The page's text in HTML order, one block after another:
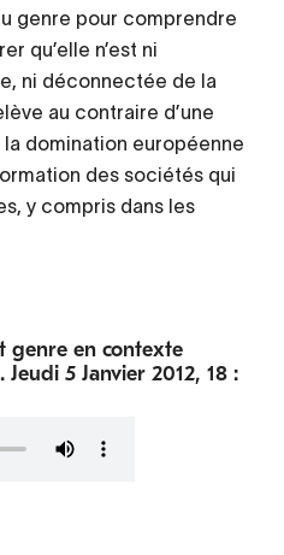
genre pour comprendre
qu’elle n’est ni
ni déconnectée de la
au contraire d’une
domination européenne
des sociétés qui
y compris dans les
genre en contexte
Jeudi 5 Janvier 2012, 18 :